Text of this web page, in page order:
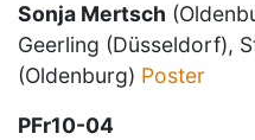
Sonja Mertsch
Geerling (Düsseldorf),
(Oldenburg) Poster
PFr10-04